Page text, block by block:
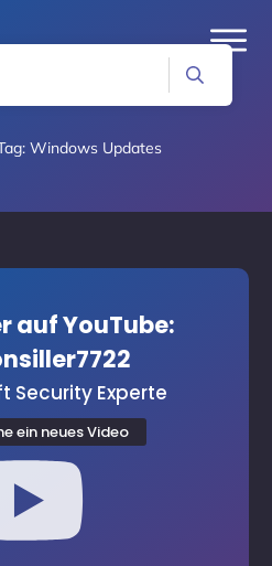
Windows Updates
auf YouTube:
Security Experte
ein neues Video